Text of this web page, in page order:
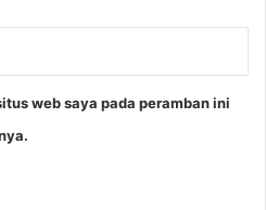
web saya pada peramban ini